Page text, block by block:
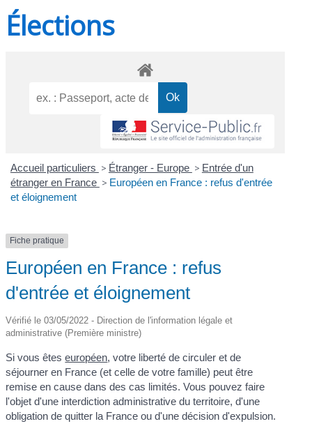
Élections
Accueil particuliers > Étranger - Europe > Entrée d'un
étranger en France > Européen en France : refus d'entrée
et éloignement
Fiche pratique
Européen en France : refus
d'entrée et éloignement
Vérifié le 03/05/2022 - Direction de l'information légale et
administrative (Première ministre)
Si vous êteseuropéen, votre liberté de circuler et de
séjourner en France (et celle de votre famille) peut être
remise en cause dans des cas limités. Vous pouvez faire
l'objet d'une interdiction administrative du territoire, d'une
obligation de quitter la France ou d'une décision d'expulsion.